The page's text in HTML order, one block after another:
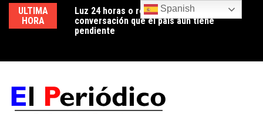
Skip
content
ULTIMA
HORA
Hogar de Día
Duarte
protección
Luz 24 horas o reducción de pérdidas: la
conversación que el país aún tiene
pendiente
Spanish